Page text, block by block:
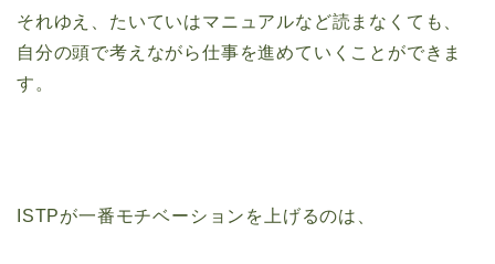
それゆえ、たいていはマニュアルなど読まなくても、
自分の頭で考えながら仕事を進めていくことができま
す。
ISTPが一番モチベーションを上げるのは、